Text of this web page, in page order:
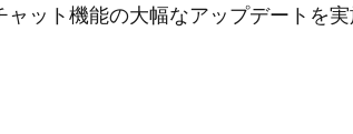
ット機能の大幅なアップデートを実